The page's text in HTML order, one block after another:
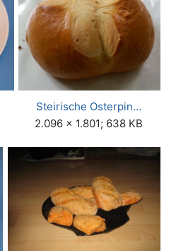
Steirische Osterpin…
2.096 × 1.801; 638 KB